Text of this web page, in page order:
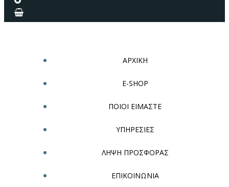
ΑΡΧΙΚΗ
E-SHOP
ΠΟΙΟΙ ΕΙΜΑΣΤΕ
ΥΠΗΡΕΣΙΕΣ
ΛΗΨΗ ΠΡΟΣΦΟΡΑΣ
ΕΠΙΚΟΙΝΩΝΙΑ